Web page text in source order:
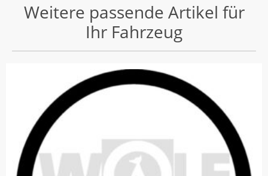
Weitere passende Artikel für
Ihr Fahrzeug